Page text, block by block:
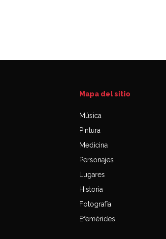
Mapa del sitio
Música
Pintura
Medicina
Personajes
Lugares
Historia
Fotografía
Efemérides